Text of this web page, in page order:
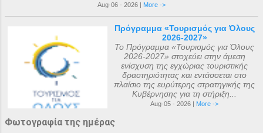
Aug-06 - 2026 | More ->
Πρόγραμμα «Τουρισμός για Όλους
2026-2027»
Το Πρόγραμμα «Τουρισμός για Όλους
2026-2027» στοχεύει στην άμεση
ενίσχυση της εγχώριας τουριστικής
δραστηριότητας και εντάσσεται στο
πλαίσιο της ευρύτερης στρατηγικής της
Κυβέρνησης για τη στήριξη...
Aug-05 - 2026 | More ->
Φωτογραφία της ημέρας